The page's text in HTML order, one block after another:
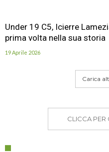
Under 19 C5, Icierre
prima volta nella sua storia
19 Aprile 2026
Carica
CLICCA PER